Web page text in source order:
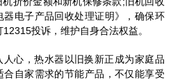
器电子产品回收处理证明》，确保环
投诉，维护自身合法权益。
人心，热水器以旧换新正成为家庭品
合自家需求的节能产品，不仅能享受